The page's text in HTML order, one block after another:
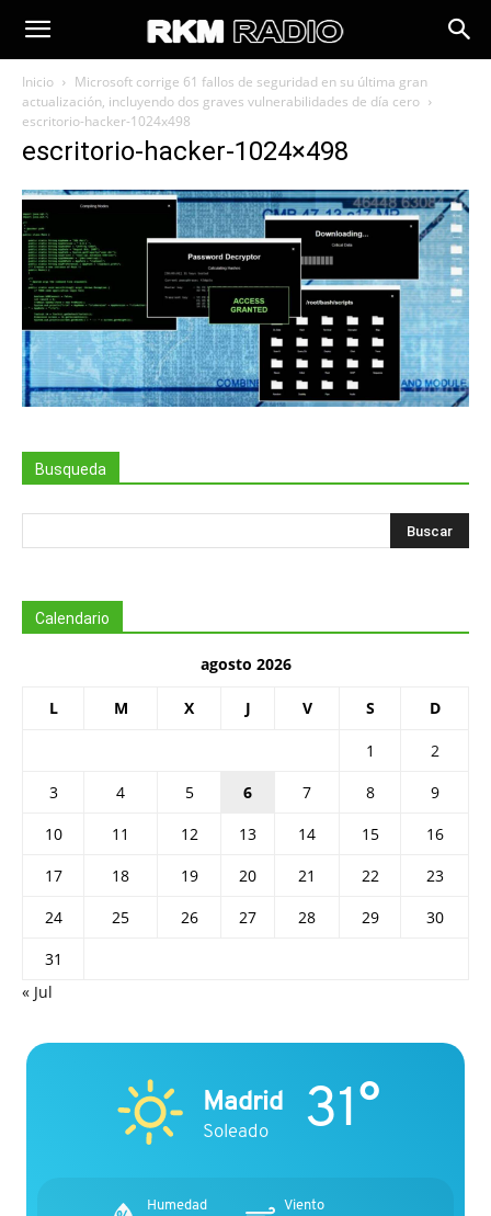
Inicio
Microsoft corrige 61 fallos de seguridad en su última gran
actualización, incluyendo dos graves vulnerabilidades de día cero
escritorio-hacker-1024x498
escritorio-hacker-1024×498
Busqueda
Calendario
agosto 2026
L M X J V S D
1
2
3
4 5 6 7 8
9
10
11 12 13 14 15
16
17
18 19 20 21 22
23
24
25 26 27 28 29
30
31
« Jul
Madrid
Soleado 31°
Humedad Viento